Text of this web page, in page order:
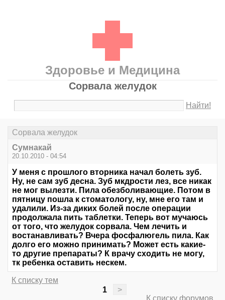
Здоровье и Медицина
Сорвала желудок
Найти!
Сорвала желудок
Сумнакай
20.10.2010 - 04:54
У меня с прошлого вторника начал болеть зуб.
Ну, не сам зуб десна. Зуб мкдрости лез, все никак
не мог вылезти. Пила обезболивающие. Потом в
пятницу пошла к стоматологу, ну, мне его там и
удалили. Из-за диких болей после операции
продолжала пить таблетки. Теперь вот мучаюсь
от того, что желудок сорвала. Чем лечить и
востанавливать? Вчера фосфалюгель пила. Как
долго его можно принимать? Может есть какие-
то другие препараты? К врачу сходить не могу,
тк ребенка оставить нескем.
К списку тем
1
>